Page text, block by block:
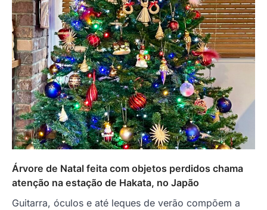
Árvore de Natal feita com objetos perdidos chama
atenção na estação de Hakata, no Japão
Guitarra, óculos e até leques de verão compõem a